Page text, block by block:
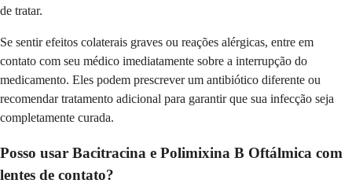
de tratar.
Se sentir efeitos colaterais graves ou reações alérgicas, entre em
contato com seu médico imediatamente sobre a interrupção do
medicamento. Eles podem prescrever um antibiótico diferente ou
recomendar tratamento adicional para garantir que sua infecção seja
completamente curada.
Posso usar Bacitracina e Polimixina B Oftálmica com
lentes de contato?